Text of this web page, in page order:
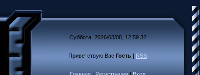
Суббота, 2026/08/08, 12.59.32
Приветствую Вас Гость | RSS